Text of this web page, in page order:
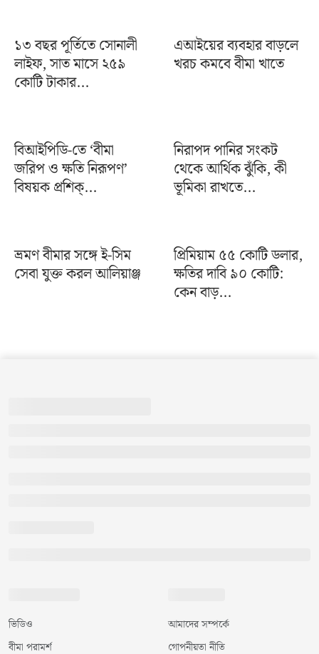
১৩ বছর পূর্তিতে সোনালী
লাইফ, সাত মাসে ২৫৯
কোটি টাকার...
এআইয়ের ব্যবহার বাড়লে
খরচ কমবে বীমা খাতে
বিআইপিডি-তে ‘বীমা
জরিপ ও ক্ষতি নিরূপণ’
বিষয়ক প্রশিক্...
নিরাপদ পানির সংকট
থেকে আর্থিক ঝুঁকি, কী
ভূমিকা রাখতে...
ভ্রমণ বীমার সঙ্গে ই-সিম
সেবা যুক্ত করল আলিয়াঞ্জ
প্রিমিয়াম ৫৫ কোটি ডলার,
ক্ষতির দাবি ৯০ কোটি:
কেন বাড়...
ভিডিও
বীমা পরামর্শ
আমাদের সম্পর্কে
গোপনীয়তা নীতি